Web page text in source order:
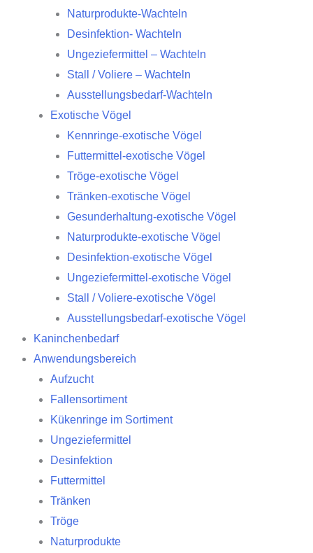
Naturprodukte-Wachteln
Desinfektion- Wachteln
Ungeziefermittel – Wachteln
Stall / Voliere – Wachteln
Ausstellungsbedarf-Wachteln
Exotische Vögel
Kennringe-exotische Vögel
Futtermittel-exotische Vögel
Tröge-exotische Vögel
Tränken-exotische Vögel
Gesunderhaltung-exotische Vögel
Naturprodukte-exotische Vögel
Desinfektion-exotische Vögel
Ungeziefermittel-exotische Vögel
Stall / Voliere-exotische Vögel
Ausstellungsbedarf-exotische Vögel
Kaninchenbedarf
Anwendungsbereich
Aufzucht
Fallensortiment
Kükenringe im Sortiment
Ungeziefermittel
Desinfektion
Futtermittel
Tränken
Tröge
Naturprodukte